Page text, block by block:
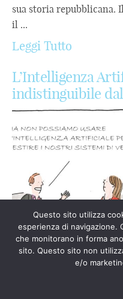
sua storia repubblicana.
il ...
Leggi Tutto
L’Intelligenza
indistinguibile
Questo sito utilizza
esperienza di navigazione.
che monitorano in forma
sito. Questo sito non
e/o